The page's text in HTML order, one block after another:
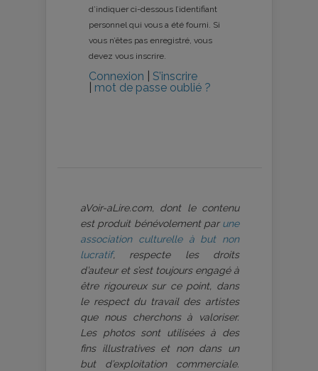
d’indiquer ci-dessous l’identifiant
personnel qui vous a été fourni. Si
vous n’êtes pas enregistré, vous
devez vous inscrire.
Connexion
S’inscrire
mot de passe oublié ?
aVoir-aLire.com, dont le contenu
est produit bénévolement par une
association culturelle à but non
lucratif, respecte les droits
d’auteur et s’est toujours engagé à
être rigoureux sur ce point, dans
le respect du travail des artistes
que nous cherchons à valoriser.
Les photos sont utilisées à des
fins illustratives et non dans un
but d’exploitation commerciale.